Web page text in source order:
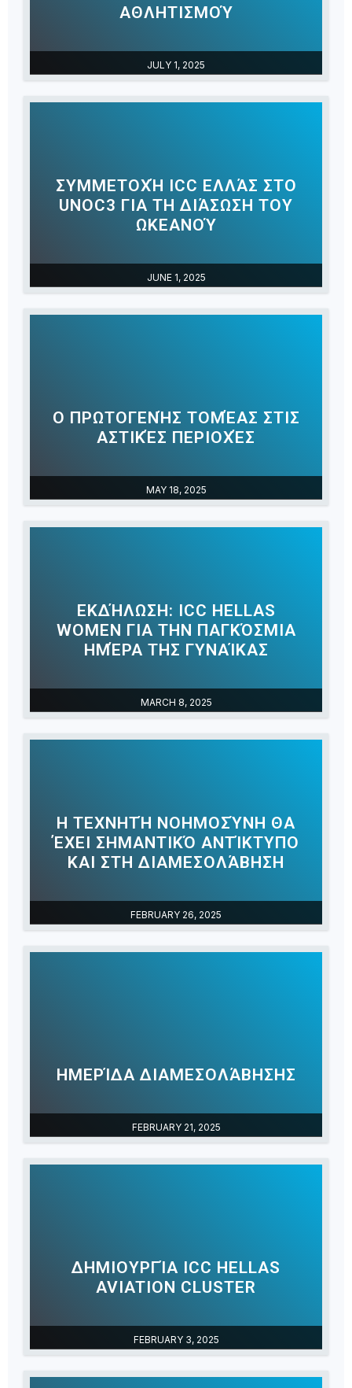
JULY 1, 2025
ΑΘΛΗΤΙΣΜΟΎ
JUNE 1, 2025
ΣΥΜΜΕΤΟΧΉ ICC ΕΛΛΆΣ ΣΤΟ
UNOC3 ΓΙΑ ΤΗ ΔΙΆΣΩΣΗ ΤΟΥ
ΩΚΕΑΝΟΎ
MAY 18, 2025
Ο ΠΡΩΤΟΓΕΝΉΣ ΤΟΜΈΑΣ ΣΤΙΣ
ΑΣΤΙΚΈΣ ΠΕΡΙΟΧΈΣ
MARCH 8, 2025
ΕΚΔΉΛΩΣΗ: ICC HELLAS
WOMEN ΓΙΑ ΤΗΝ ΠΑΓΚΌΣΜΙΑ
ΗΜΈΡΑ ΤΗΣ ΓΥΝΑΊΚΑΣ
FEBRUARY 26, 2025
Η ΤΕΧΝΗΤΉ ΝΟΗΜΟΣΎΝΗ ΘΑ
ΈΧΕΙ ΣΗΜΑΝΤΙΚΌ ΑΝΤΊΚΤΥΠΟ
ΚΑΙ ΣΤΗ ΔΙΑΜΕΣΟΛΆΒΗΣΗ
FEBRUARY 21, 2025
ΗΜΕΡΊΔΑ ΔΙΑΜΕΣΟΛΆΒΗΣΗΣ
FEBRUARY 3, 2025
ΔΗΜΙΟΥΡΓΊΑ ICC HELLAS
AVIATION CLUSTER